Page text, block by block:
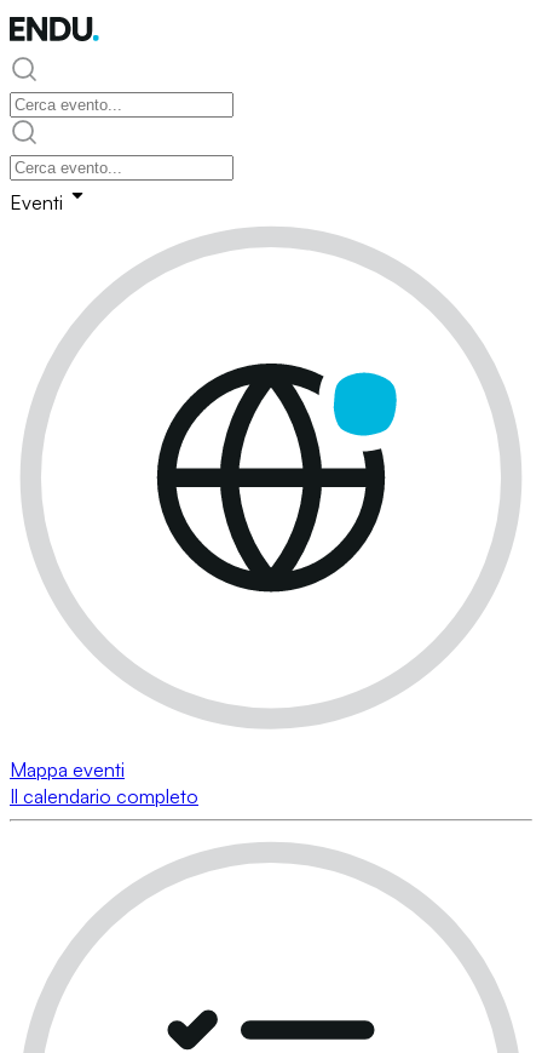
Eventi
Mappa eventi
Il calendario completo